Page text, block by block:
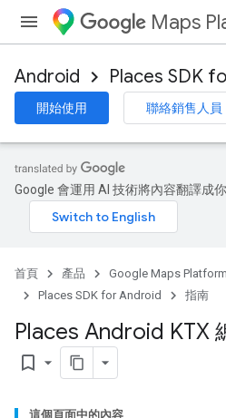
Maps
Android Places SDK
開始使用 聯絡銷售人員
Google 會運用 AI 技術將內容翻譯成
首頁 產品 Google Maps Platform
Places SDK for Android
指南
Places Android KTX
bookmark_border
這個頁面中的內容